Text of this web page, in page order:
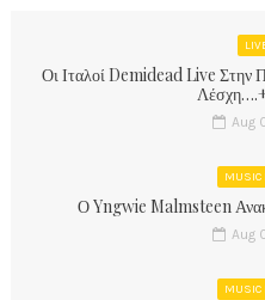
Οι Ιταλοί Demidead Live Στην
Aug
MUSIC
Ο Yngwie Malmsteen
Aug
MUSIC